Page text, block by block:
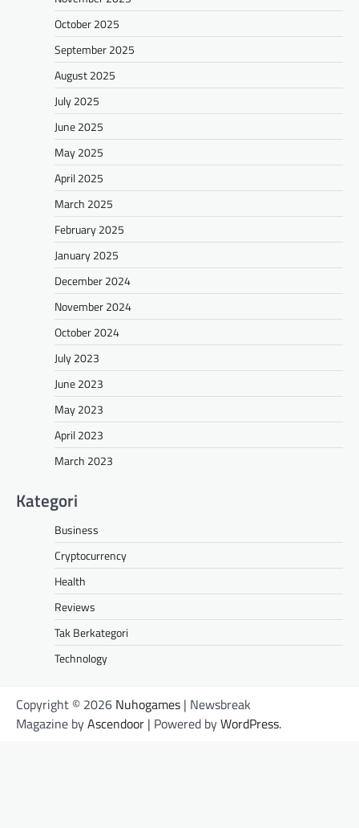
October 2025
September 2025
August 2025
July 2025
June 2025
May 2025
April 2025
March 2025
February 2025
January 2025
December 2024
November 2024
October 2024
July 2023
June 2023
May 2023
April 2023
March 2023
Kategori
Business
Cryptocurrency
Health
Reviews
Tak Berkategori
Technology
Copyright © 2026 Nuhogames | Newsbreak
Magazine byAscendoor | Powered byWordPress.